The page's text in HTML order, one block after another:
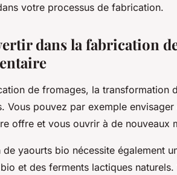
votre processus de fabrication.
dans la fabrication
de fromages, la transformation
Vous pouvez par exemple
offre et vous ouvrir à de nouveaux
yaourts bio nécessite également
et des ferments lactiques